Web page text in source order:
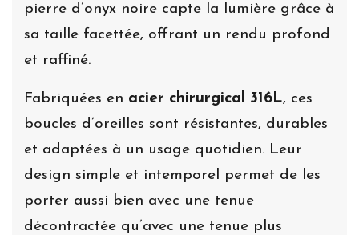
pierre d’onyx noire capte la lumière grâce à
sa taille facettée, offrant un rendu profond
et raffiné.
Fabriquées en acier chirurgical 316L, ces
boucles d’oreilles sont résistantes, durables
et adaptées à un usage quotidien. Leur
design simple et intemporel permet de les
porter aussi bien avec une tenue
décontractée qu’avec une tenue plus